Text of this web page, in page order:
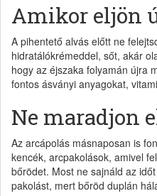
Amikor eljön
A pihentető alvás előtt ne
hidratálókrémeddel, sőt, akár
hogy az éjszaka folyamán újra
fontos ásványi anyagokat,
Ne maradjon
Az arcápolás másnaposan is
kencék, arcpakolások, amivel
bőrödet. Most ne sajnáld az
pakolást, mert bőröd duplán